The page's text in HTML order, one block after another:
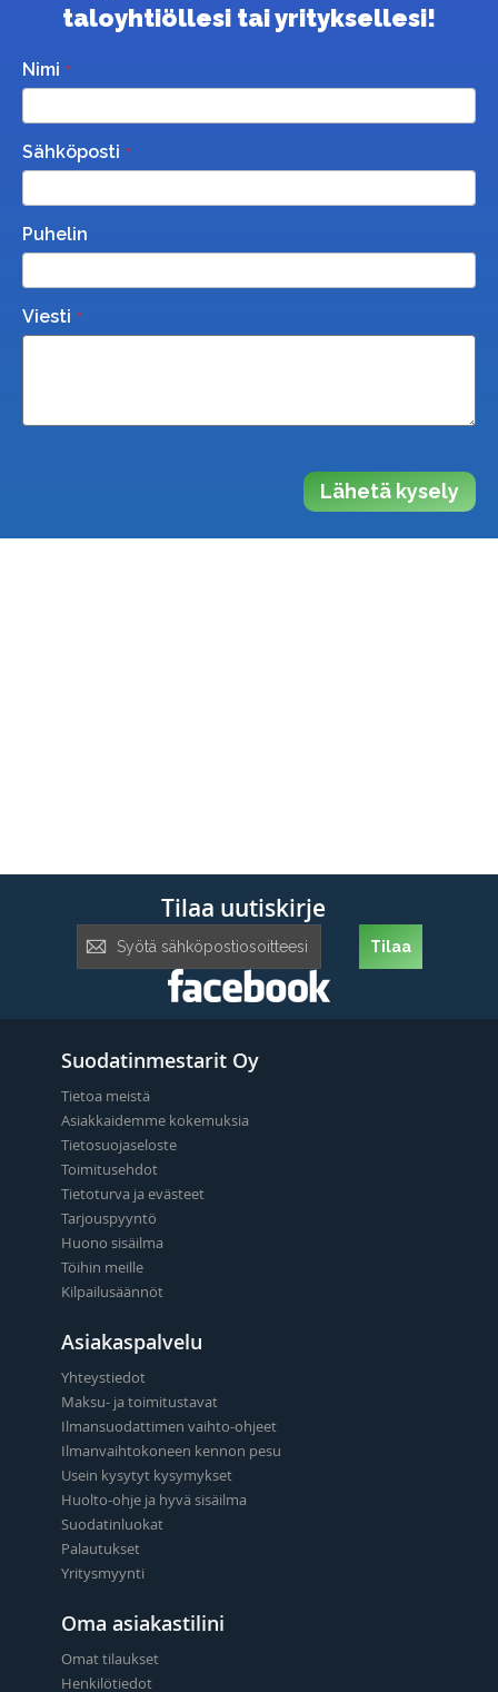
taloyhtiöllesi tai yrityksellesi!
Nimi
Sähköposti
Puhelin
Viesti
Lähetä kysely
Tilaa uutiskirje
uutiskirje:
Tilaa
Suodatinmestarit Oy
Tietoa meistä
Asiakkaidemme kokemuksia
Tietosuojaseloste
Toimitusehdot
Tietoturva ja evästeet
Tarjouspyyntö
Huono sisäilma
Töihin meille
Kilpailusäännöt
Asiakaspalvelu
Yhteystiedot
Maksu- ja toimitustavat
Ilmansuodattimen vaihto-ohjeet
Ilmanvaihtokoneen kennon pesu
Usein kysytyt kysymykset
Huolto-ohje ja hyvä sisäilma
Suodatinluokat
Palautukset
Yritysmyynti
Oma asiakastilini
Omat tilaukset
Henkilötiedot